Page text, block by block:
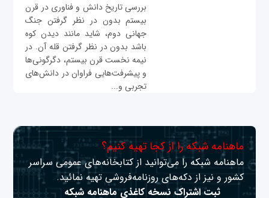
بررسی تاریخ دانش و فناوری در قرن
بیستم بدون در نظر گرفتن جنگ
جهانی دوم، شاید مانند دیدن کوه
باشد بدون در نظر گرفتن قله آن. در
نیمه نخست قرن بیستم، دگرگونی‌ها
و پیشرفت‌هایی فراوان در دانش‌های
تجربی و...
ماهنامه شبکه را از کجا تهیه کنیم؟
ماهنامه شبکه را می‌توانید از کتابخانه‌های عمومی سراسر
کشور و نیز از دکه‌های روزنامه‌فروشی تهیه نمائید.
ثبت اشتراک نسخه کاغذی ماهنامه شبکه